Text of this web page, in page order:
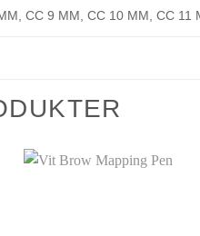
CC 9 MM, CC 10 MM, CC